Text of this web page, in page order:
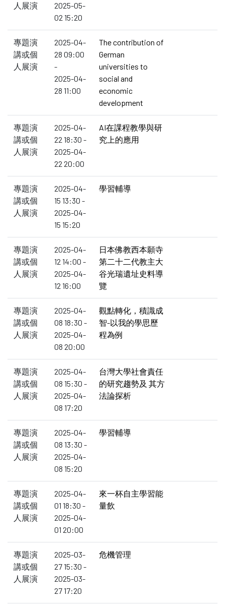
人展演
2025-05-
02 15:20
專題演
講或個
人展演
2025-04-
28 09:00
-
2025-04-
28 11:00
The contribution of
German
universities to
social and
economic
development
專題演
講或個
人展演
2025-04-
22 18:30 -
2025-04-
22 20:00
AI在課程教學與研
究上的應用
專題演
講或個
人展演
2025-04-
15 13:30 -
2025-04-
15 15:20
學習輔導
專題演
講或個
人展演
2025-04-
12 14:00 -
2025-04-
12 16:00
日本佛教西本願寺
第二十二代教主大
谷光瑞遺址史料導
覽
專題演
講或個
人展演
2025-04-
08 18:30 -
2025-04-
08 20:00
觀點轉化，積識成
智-以我的學思歷
程為例
專題演
講或個
人展演
2025-04-
08 15:30 -
2025-04-
08 17:20
台灣大學社會責任
的研究趨勢及 其方
法論探析
專題演
講或個
人展演
2025-04-
08 13:30 -
2025-04-
08 15:20
學習輔導
專題演
講或個
人展演
2025-04-
01 18:30 -
2025-04-
01 20:00
來一杯自主學習能
量飲
專題演
講或個
人展演
2025-03-
27 15:30 -
2025-03-
27 17:20
危機管理